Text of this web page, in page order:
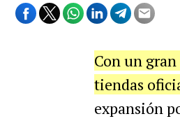
Con un
tiendas
expansión